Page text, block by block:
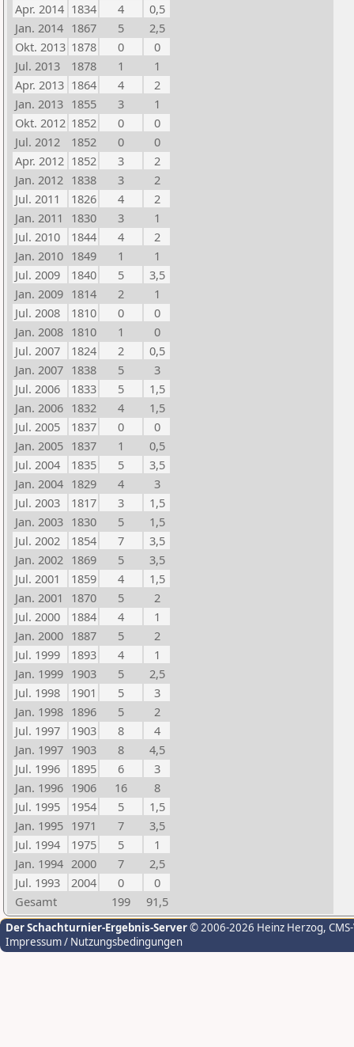
Apr. 2014 1834 4
0,5
Jan. 2014 1867 5
2,5
Okt. 2013 1878 0
0
Jul. 2013
1878 1
1
Apr. 2013 1864 4
2
Jan. 2013 1855 3
1
Okt. 2012 1852 0
0
Jul. 2012
1852 0
0
Apr. 2012 1852 3
2
Jan. 2012 1838 3
2
Jul. 2011
1826 4
2
Jan. 2011
1830 3
1
Jul. 2010
1844 4
2
Jan. 2010 1849 1
1
Jul. 2009
1840 5
3,5
Jan. 2009 1814 2
1
Jul. 2008
1810 0
0
Jan. 2008 1810 1
0
Jul. 2007
1824 2
0,5
Jan. 2007 1838 5
3
Jul. 2006
1833 5
1,5
Jan. 2006 1832 4
1,5
Jul. 2005
1837 0
0
Jan. 2005 1837 1
0,5
Jul. 2004
1835 5
3,5
Jan. 2004 1829 4
3
Jul. 2003
1817 3
1,5
Jan. 2003 1830 5
1,5
Jul. 2002
1854 7
3,5
Jan. 2002 1869 5
3,5
Jul. 2001
1859 4
1,5
Jan. 2001
1870 5
2
Jul. 2000
1884 4
1
Jan. 2000 1887 5
2
Jul. 1999
1893 4
1
Jan. 1999 1903 5
2,5
Jul. 1998
1901 5
3
Jan. 1998 1896 5
2
Jul. 1997
1903 8
4
Jan. 1997 1903 8
4,5
Jul. 1996
1895 6
3
Jan. 1996 1906 16
8
Jul. 1995
1954 5
1,5
Jan. 1995 1971 7
3,5
Jul. 1994
1975 5
1
Jan. 1994 2000 7
2,5
Jul. 1993
2004 0
0
Gesamt
199 91,5
Der Schachturnier-Ergebnis-Server© 2006-2026 Heinz Herzog,
Impressum / Nutzungsbedingungen